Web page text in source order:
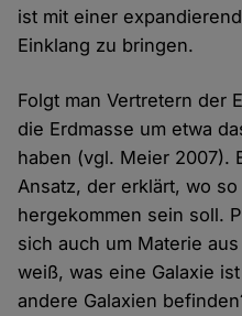
ist mit einer
Einklang zu bringen.
Folgt man Vertretern der
die Erdmasse um etwa
haben (vgl. Meier 2007).
Ansatz, der erklärt, wo
hergekommen sein soll.
sich auch um Materie
weiß, was eine Galaxie
andere Galaxien